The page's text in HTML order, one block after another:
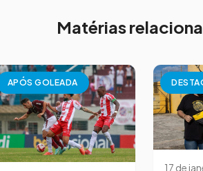
Matérias
APÓS GOLEADA
17 de